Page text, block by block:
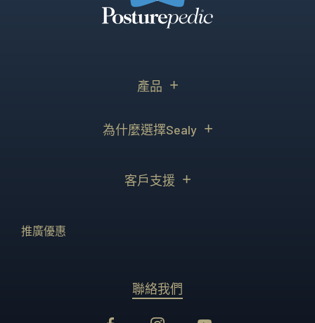
產品
為什麼選擇Sealy
客戶支援
推廣優惠
聯絡我們